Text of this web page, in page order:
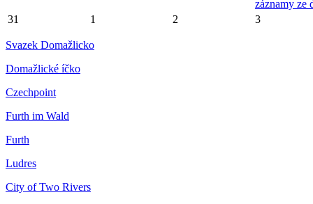
záznamy ze
31
1 2 3
Svazek Domažlicko
Domažlické íčko
Czechpoint
Furth im Wald
Furth
Ludres
City of Two Rivers